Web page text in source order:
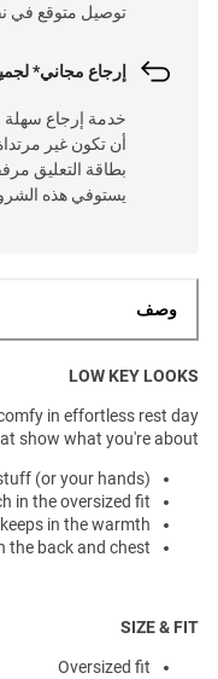
توصيل متوقع في
إرجاع مجاني*
أن تكون غير
بطاقة التعليق
يستوفي هذه
وصف
LOW KEY LOOKS
in effortless rest day
show what you're about.
(or your hands)
in the oversized fit
in the warmth
the back and chest
SIZE & FIT
Oversized fit